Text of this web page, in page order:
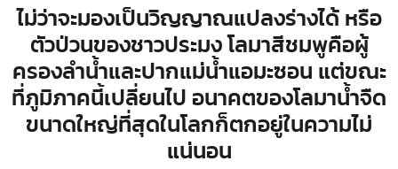
ไม่ว่าจะมองเป็นวิญญาณแปลงร่างได้ หรือ
ตัวป่วนของชาวประมง โลมาสีชมพูคือผู้
ครองลำน้ำและปากแม่น้ำแอมะซอน แต่ขณะ
ที่ภูมิภาคนี้เปลี่ยนไป อนาคตของโลมาน้ำจืด
ขนาดใหญ่ที่สุดในโลกก็ตกอยู่ในความไม่
แน่นอน